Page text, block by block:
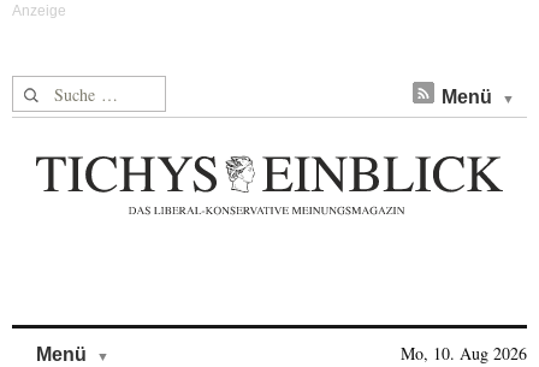
Suche nach: Menü
Menü Mo, 10. Aug 2026